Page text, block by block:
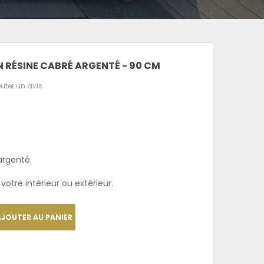
RÉSINE CABRÉ ARGENTÉ - 90 CM
un avis
intérieur ou extérieur.
AU PANIER